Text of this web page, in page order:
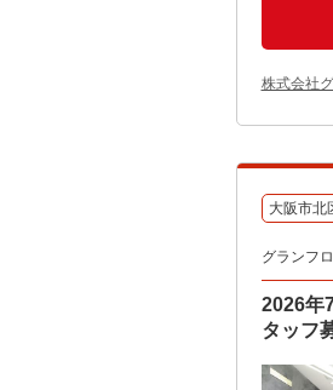
株式会社
大阪市北
グランフ
2026年
タッフ